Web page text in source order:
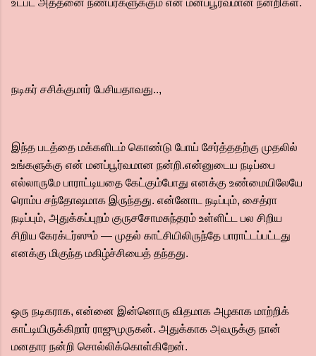
உட்பட அத்தனை நண்பர்களுக்கும் என் மனப்பூர்வமான நன்றிகள்.
நடிகர் சசிக்குமார் பேசியதாவது..,
இந்த படத்தை மக்களிடம் கொண்டு போய் சேர்த்ததற்கு முதலில்
உங்களுக்கு என் மனப்பூர்வமான நன்றி.என்னுடைய நடிப்பை
எல்லாருமே பாராட்டியதை கேட்கும்போது எனக்கு உண்மையிலேயே
ரொம்ப சந்தோஷமாக இருந்தது. என்னோட நடிப்பும், சைத்ரா
நடிப்பும், அதுக்கப்புறம் குருசசோமசுந்தரம் உள்ளிட்ட பல சிறிய
சிறிய கேரக்டர்ஸும் — முதல் காட்சியிலிருந்தே பாராட்டப்பட்டது
எனக்கு மிகுந்த மகிழ்ச்சியைத் தந்தது.
ஒரு நடிகராக, என்னை இன்னொரு விதமாக அழகாக மாற்றிக்
காட்டியிருக்கிறார் ராஜுமுருகன். அதுக்காக அவருக்கு நான்
மனதார நன்றி சொல்லிக்கொள்கிறேன்.